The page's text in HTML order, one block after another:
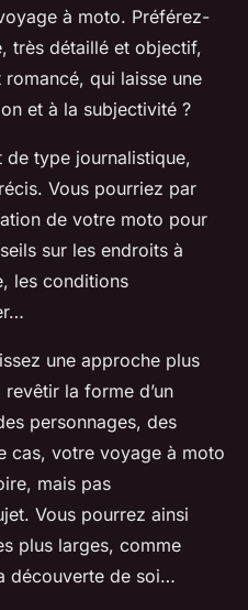
à moto. Préférez-
très détaillé et objectif,
qui laisse une
et à la subjectivité ?
type journalistique,
Vous pourriez par
de votre moto pour
sur les endroits à
les conditions
une approche plus
la forme d’un
personnages, des
cas, votre voyage à moto
mais pas
Vous pourrez ainsi
plus larges, comme
découverte de soi…